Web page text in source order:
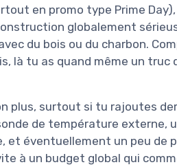
en promo type Prime
globalement
du bois ou du charbon.
là tu as quand même un
plus, surtout si tu rajoutes
de température externe,
et éventuellement un peu de
à un budget global qui